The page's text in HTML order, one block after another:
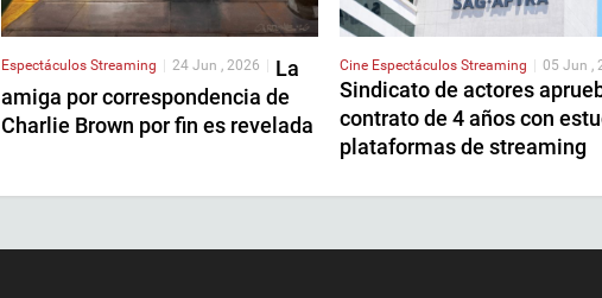
Espectáculos Streaming 24 Jun , 2026
La
amiga por correspondencia de
Charlie Brown por fin es revelada
Cine Espectáculos Streaming 05 Jun ,
Sindicato de actores
contrato de 4 años con
plataformas de streaming